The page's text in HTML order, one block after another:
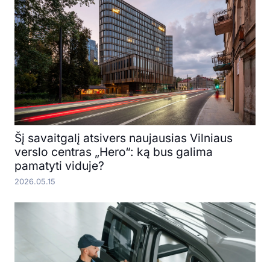
Šį savaitgalį atsivers naujausias Vilniaus
verslo centras „Hero“: ką bus galima
pamatyti viduje?
2026.05.15